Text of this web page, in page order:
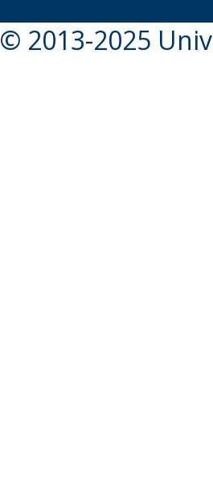
© 2013-2025